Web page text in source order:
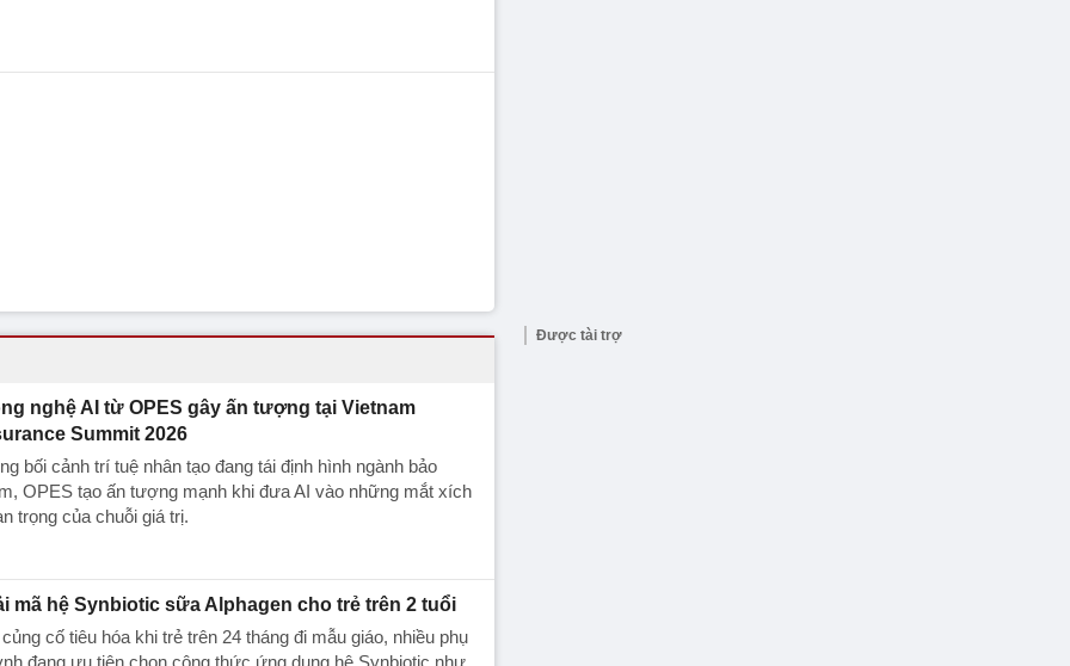
nghệ AI từ OPES gây ấn tượng tại Vietnam
Summit 2026
bối cảnh trí tuệ nhân tạo đang tái định hình ngành bảo
OPES tạo ấn tượng mạnh khi đưa AI vào những mắt xích
trọng của chuỗi giá trị.
mã hệ Synbiotic sữa Alphagen cho trẻ trên 2 tuổi
cố tiêu hóa khi trẻ trên 24 tháng đi mẫu giáo, nhiều phụ
Được tài trợ